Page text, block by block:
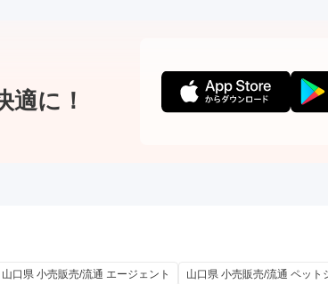
適に！
山口県 小売販売/流通 エージェント 山口県 小売販売/流通 ペット